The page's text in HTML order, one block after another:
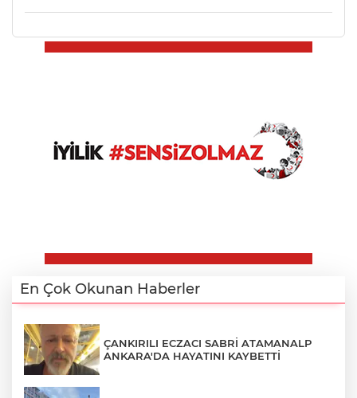
En Çok Okunan Haberler
ÇANKIRILI ECZACI SABRİ ATAMANALP
ANKARA'DA HAYATINI KAYBETTİ